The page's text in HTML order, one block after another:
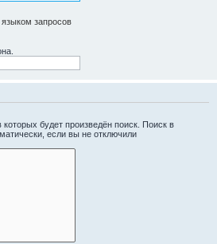
запросов
будет произведён поиск. Поиск в
если вы не отключили